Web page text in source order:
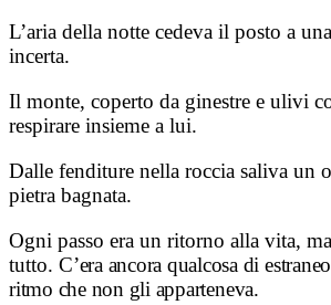
L’aria della notte cedeva il posto a
incerta.
Il monte, coperto da ginestre e ulivi
respirare insieme a lui.
Dalle fenditure nella roccia saliva un
pietra bagnata.
Ogni passo era un ritorno alla vita,
tutto. C’era ancora qualcosa di
ritmo che non gli apparteneva.